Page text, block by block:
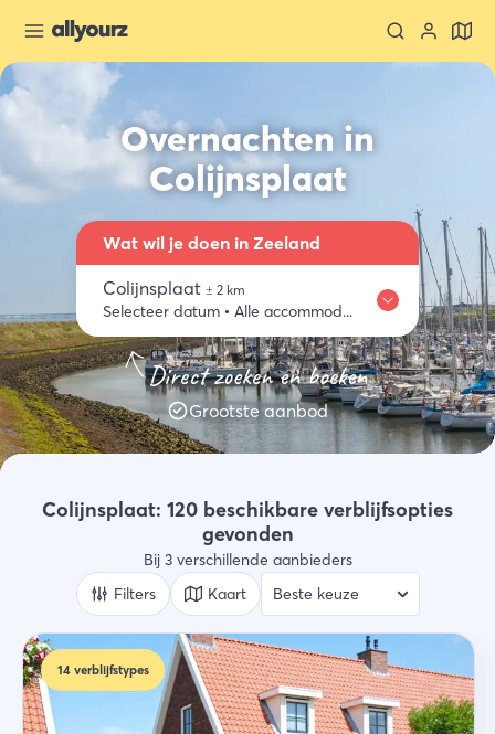
Overnachten in
Colijnsplaat
Wat wil je doen in Zeeland
Colijnsplaat ± 2 km
Selecteer datum • Alle accommodaties
Eten & drinken
Activiteiten
Winkelen
Zeeland ontdekken
Waar
Colijnsplaat
Wanneer
Selecteer datum
Alle types
Wie
2 gasten
Zoek
Direct zoeken en boeken
Grootste aanbod
Colijnsplaat: 120 beschikbare verblijfsopties
gevonden
Bij 3 verschillende aanbieders
Filters
Kaart
14 verblijfstypes